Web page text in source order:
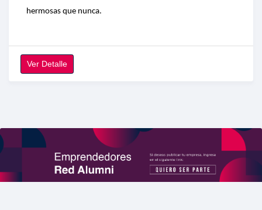
hermosas que nunca.
Ver Detalle